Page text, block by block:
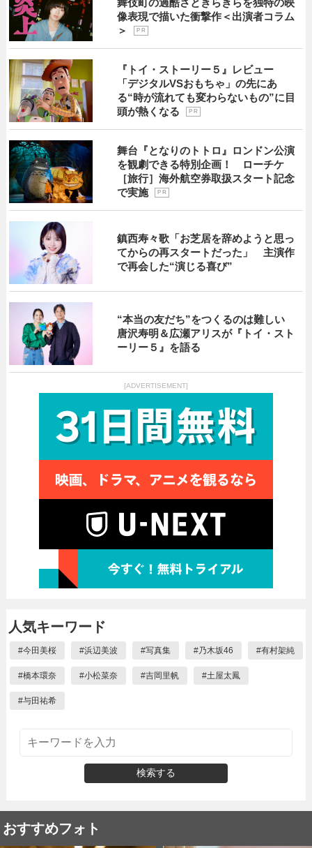
像表現で描いた衝撃作＜出演者コラム
＞
P R
『トイ・ストーリー５』レビュー
「デジタルVSおもちゃ」の先にあ
る“時が流れても変わらないもの”に目
頭が熱くなる
P R
舞台『となりのトトロ』ロンドン公演
を観劇できる特別企画！ ローチケ
［旅行］海外航空券取扱スタート記念
で実施
P R
鎮西寿々歌「お芝居を辞めようと思っ
てからの再スタートだった」 主演作
で再会した“演じる喜び”
“本当の友だち”をつくるのは難しい
唐沢寿明＆広瀬アリスが『トイ・スト
ーリー５』を語る
[ADVERTISEMENT]
人気キーワード
#今田美桜 #浜辺美波 #写真集 #乃木坂46 #有村架純
#橋本環奈 #小松菜奈 #吉岡里帆 #土屋太鳳
#与田祐希
検索する
おすすめフォト